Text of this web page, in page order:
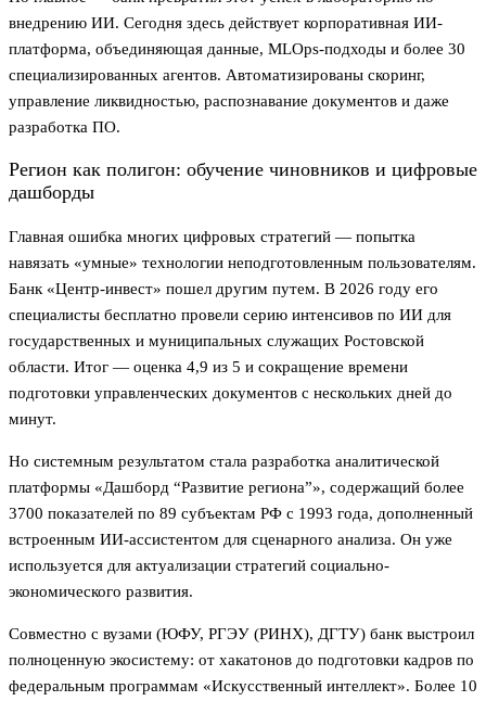
внедрению ИИ. Сегодня здесь действует корпоративная ИИ-
платформа, объединяющая данные, MLOps-подходы и более 30
специализированных агентов. Автоматизированы скоринг,
управление ликвидностью, распознавание документов и даже
разработка ПО.
Регион как полигон: обучение чиновников и цифровые
дашборды
Главная ошибка многих цифровых стратегий — попытка
навязать «умные» технологии неподготовленным пользователям.
Банк «Центр-инвест» пошел другим путем. В 2026 году его
специалисты бесплатно провели серию интенсивов по ИИ для
государственных и муниципальных служащих Ростовской
области. Итог — оценка 4,9 из 5 и сокращение времени
подготовки управленческих документов с нескольких дней до
минут.
Но системным результатом стала разработка аналитической
платформы «Дашборд “Развитие региона”», содержащий более
3700 показателей по 89 субъектам РФ с 1993 года, дополненный
встроенным ИИ-ассистентом для сценарного анализа. Он уже
используется для актуализации стратегий социально-
экономического развития.
Совместно с вузами (ЮФУ, РГЭУ (РИНХ), ДГТУ) банк выстроил
полноценную экосистему: от хакатонов до подготовки кадров по
федеральным программам «Искусственный интеллект». Более 10